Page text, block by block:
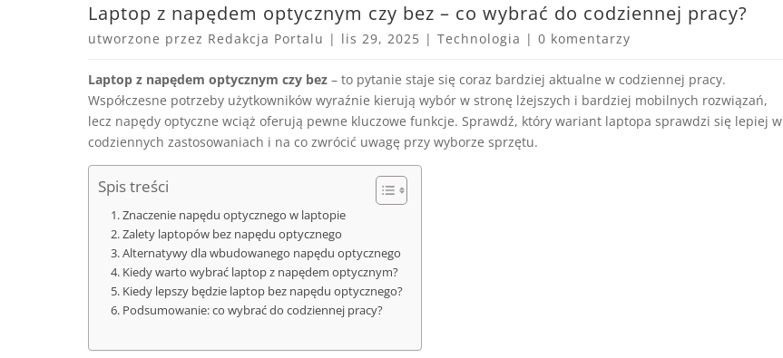
Laptop z napędem optycznym czy bez – co wybrać do codziennej pracy?
utworzone przez Redakcja Portalu | lis 29, 2025 | Technologia | 0 komentarzy
Laptop z napędem optycznym czy bez – to pytanie staje się coraz bardziej aktualne w codziennej pracy.
Współczesne potrzeby użytkowników wyraźnie kierują wybór w stronę lżejszych i bardziej mobilnych rozwiązań,
lecz napędy optyczne wciąż oferują pewne kluczowe funkcje. Sprawdź, który wariant laptopa sprawdzi się lepiej w
codziennych zastosowaniach i na co zwrócić uwagę przy wyborze sprzętu.
Spis treści
Znaczenie napędu optycznego w laptopie
Zalety laptopów bez napędu optycznego
Alternatywy dla wbudowanego napędu optycznego
Kiedy warto wybrać laptop z napędem optycznym?
Kiedy lepszy będzie laptop bez napędu optycznego?
Podsumowanie: co wybrać do codziennej pracy?